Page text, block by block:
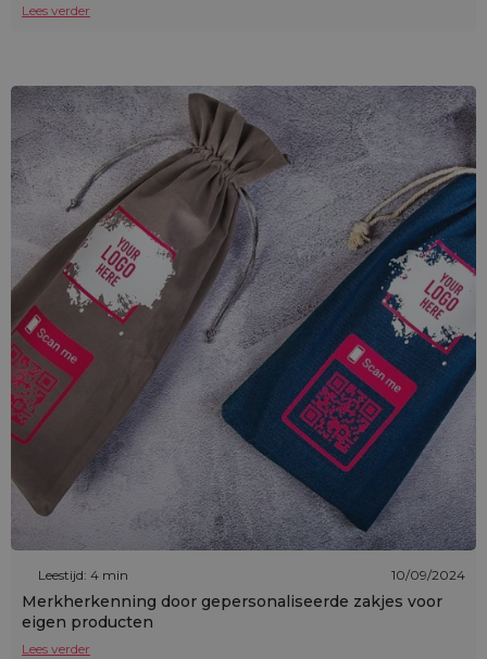
Lees verder
Leestijd: 4 min 10/09/2024
Merkherkenning door gepersonaliseerde zakjes voor
eigen producten
Lees verder